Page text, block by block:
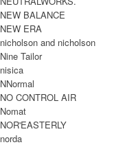
生産国 中国製
洗濯表記
裏地 / 透け
備考 ネコポス / メール
NEW BALANCE
NEW ERA
nicholson and nicholson
Nine Tailor
nisica
NNormal
NO CONTROL AIR
Nomat
NOR'EASTERLY
norda